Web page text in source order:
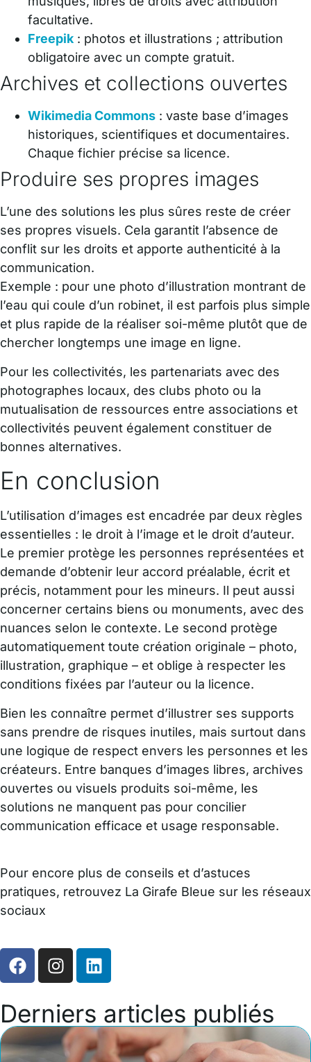
facultative.
Freepik : photos et illustrations ; attribution
obligatoire avec un compte gratuit.
Archives et collections ouvertes
Wikimedia Commons : vaste base d’images
historiques, scientifiques et documentaires.
Chaque fichier précise sa licence.
Produire ses propres images
L’une des solutions les plus sûres reste de créer
ses propres visuels. Cela garantit l’absence de
conflit sur les droits et apporte authenticité à la
communication.
Exemple : pour une photo d’illustration montrant de
l’eau qui coule d’un robinet, il est parfois plus simple
et plus rapide de la réaliser soi-même plutôt que de
chercher longtemps une image en ligne.
Pour les collectivités, les partenariats avec des
photographes locaux, des clubs photo ou la
mutualisation de ressources entre associations et
collectivités peuvent également constituer de
bonnes alternatives.
En conclusion
L’utilisation d’images est encadrée par deux règles
essentielles : le droit à l’image et le droit d’auteur.
Le premier protège les personnes représentées et
demande d’obtenir leur accord préalable, écrit et
précis, notamment pour les mineurs. Il peut aussi
concerner certains biens ou monuments, avec des
nuances selon le contexte. Le second protège
automatiquement toute création originale – photo,
illustration, graphique – et oblige à respecter les
conditions fixées par l’auteur ou la licence.
Bien les connaître permet d’illustrer ses supports
sans prendre de risques inutiles, mais surtout dans
une logique de respect envers les personnes et les
créateurs. Entre banques d’images libres, archives
ouvertes ou visuels produits soi-même, les
solutions ne manquent pas pour concilier
communication efficace et usage responsable.
Pour encore plus de conseils et d’astuces
pratiques, retrouvez La Girafe Bleue sur les réseaux
sociaux
Derniers articles publiés